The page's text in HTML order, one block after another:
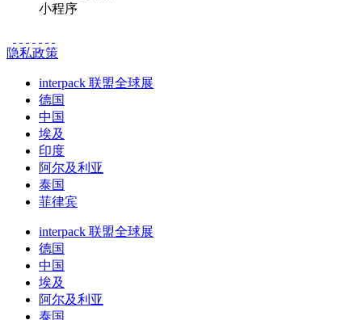
小程序
隐私政策
interpack 联盟全球展
德国
中国
埃及
印度
阿尔及利亚
泰国
菲律宾
interpack 联盟全球展
德国
中国
埃及
阿尔及利亚
泰国